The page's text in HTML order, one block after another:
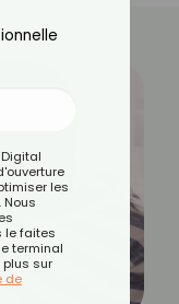
les
le faites
terminal
plus sur
de